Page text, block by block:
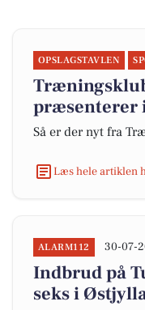
OPSLAGSTAVLEN
præsenterer
Så er der nyt fra
Læs hele artiklen
ALARM112 30-07-
Indbrud på
seks i